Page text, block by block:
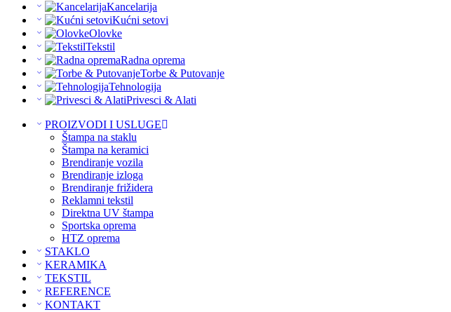
Kancelarija
Kućni setovi
Olovke
Tekstil
Radna oprema
Torbe & Putovanje
Tehnologija
Privesci & Alati
PROIZVODI I USLUGE
Štampa na staklu
Štampa na keramici
Brendiranje vozila
Brendiranje izloga
Brendiranje frižidera
Reklamni tekstil
Direktna UV štampa
Sportska oprema
HTZ oprema
STAKLO
KERAMIKA
TEKSTIL
REFERENCE
KONTAKT